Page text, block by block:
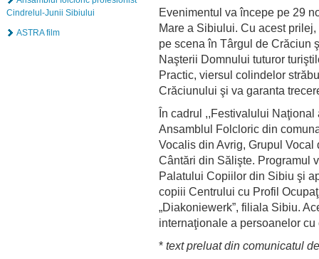
Cindrelul-Junii Sibiului
ASTRA film
Evenimentul va începe pe 29
Mare a Sibiului. Cu acest
pe scena în Târgul de Crăciun
Naşterii Domnului tuturor
Practic, viersul colindelor
Crăciunului şi va garanta
În cadrul ,,Festivalului
Ansamblul Folcloric din
Vocalis din Avrig, Grupul
Cântări din Sălişte. Programul
Palatului Copiilor din Sibiu şi
copiii Centrului cu Profil
„Diakoniewerk”, filiala Sibiu.
internaţionale a persoanelor
* text preluat din comunicatul